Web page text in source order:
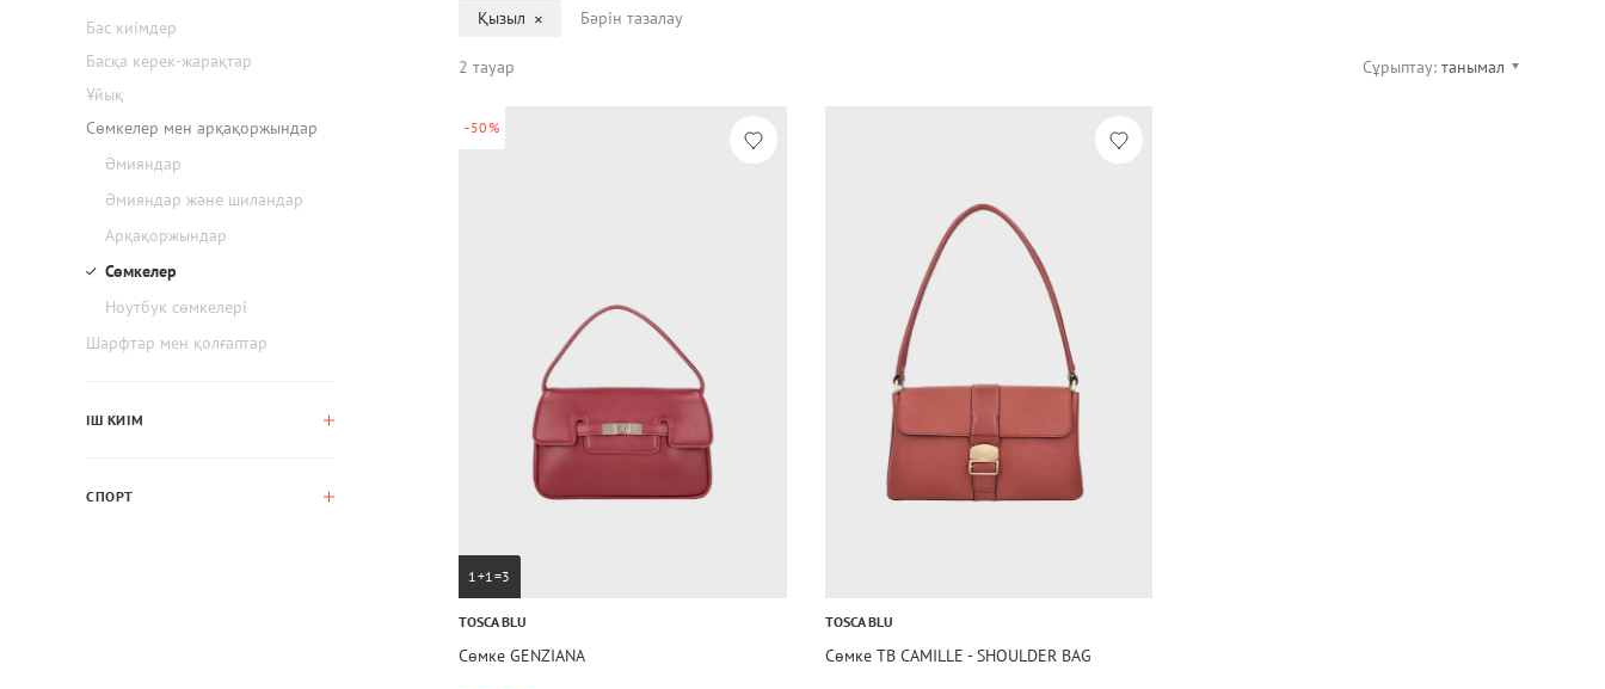
Бас киімдер
Басқа керек-жарақтар
Ұйық
Сөмкелер мен арқақоржындар
Әмияндар
Әмияндар және шиландар
Арқақоржындар
Сөмкелер
Ноутбук сөмкелері
Шарфтар мен қолғаптар
ІШ КИІМ
СПОРТ
Қызыл Бәрін тазалау
2 тауар Сұрыптау: танымал
-50%
1+1=3
TOSCA BLU
Сөмке GENZIANA
TOSCA BLU
Сөмке TB CAMILLE - SHOULDER BAG